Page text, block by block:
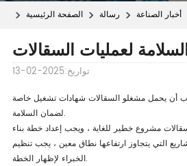
الصفحة الرئيسية رسالة أخبار الصناعة
لعمليات السقالات
تواريخ:2025-02-13
لضمان السلامة.
مشروع خطير للغاية ، ويجب إعداد خطة بناء
التي يتجاوز ارتفاعها نطاق معين ، يجب تنظيم
الخبراء لإظهار الخطة.